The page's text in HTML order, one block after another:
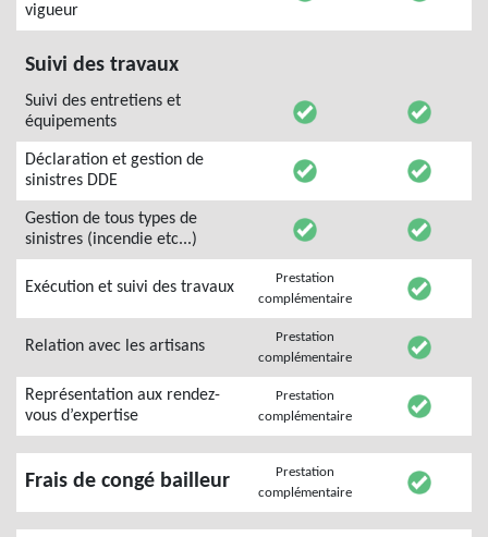
vigueur
Suivi des travaux
Suivi des entretiens et
équipements
Déclaration et gestion de
sinistres DDE
Gestion de tous types de
sinistres (incendie etc...)
Exécution et suivi des travaux
Prestation
complémentaire
Relation avec les artisans
Prestation
complémentaire
Représentation aux rendez-
vous d’expertise
Prestation
complémentaire
Frais de congé bailleur
Prestation
complémentaire